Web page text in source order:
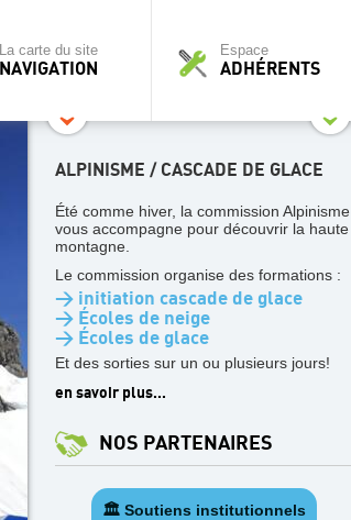
La carte du site
NAVIGATION
Espace
ADHÉRENTS
ALPINISME / CASCADE DE GLACE
Été comme hiver, la commission Alpinisme
vous accompagne pour découvrir la haute
montagne.
Le commission organise des formations :
> initiation cascade de glace
> Écoles de neige
> Écoles de glace
Et des sorties sur un ou plusieurs jours!
en savoir plus...
NOS PARTENAIRES
🏛️ Soutiens institutionnels